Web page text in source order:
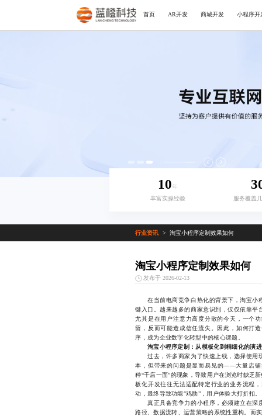
首页 AR开发 商城开发 小程序开
10年
丰富实操经验
服务覆盖
行业资讯 > 淘宝小程序定制效果如何
淘宝小程序定制效果如何
发布于 2026-02-13
在当前电商竞争白热化的背景下，淘宝小
键入口。越来越多的商家意识到，仅仅依靠
尤其是在用户注意力高度分散的今天，一个
留，反而可能造成信任流失。因此，如何打
序，成为企业数字化转型中的核心课题。
淘宝小程序定制：从模板化到精细化的演进
过去，许多商家为了快速上线，选择使用
本，但带来的问题是显而易见的——大量店铺
种“千店一面”的现象，导致用户在浏览时缺乏
板化开发往往无法适配特定行业的业务流程
动，最终导致功能“鸡肋”，用户体验大打折扣。
真正具备竞争力的小程序，必须建立在深
路径、数据流转、运营策略的系统性重构。而